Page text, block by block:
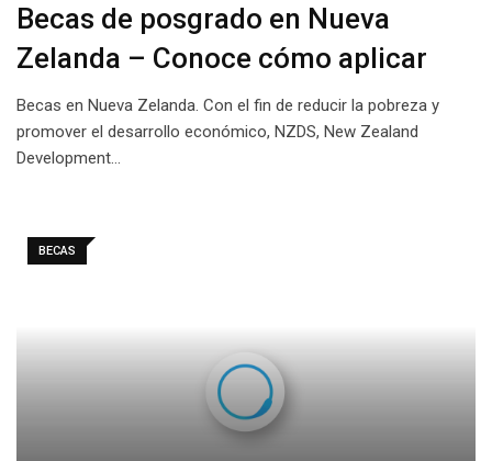
Becas de posgrado en Nueva
Zelanda – Conoce cómo aplicar
Becas en Nueva Zelanda. Con el fin de reducir la pobreza y
promover el desarrollo económico, NZDS, New Zealand
Development…
BECAS